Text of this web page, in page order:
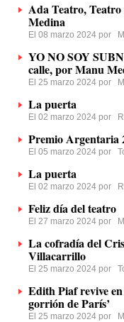
Ada Teatro,
Medina
El 08 marzo 2024 por
YO NO SOY
calle, por Manu
El 25 marzo 2024 por
La puerta
El 02 marzo 2024 por
Premio Argentaria
El 05 marzo 2024 por
La puerta
El 02 marzo 2024 por
Feliz día del teatro
El 27 marzo 2024 por
La cofradía del
Villacarrillo
El 25 marzo 2024 por
Edith Piaf revive
gorrión de París’
El 25 marzo 2024 por